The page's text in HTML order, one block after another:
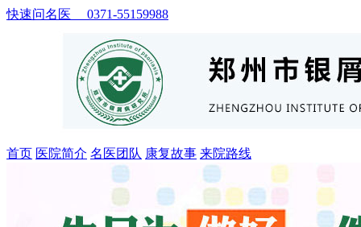
快速问名医 0371-55159988
首页 医院简介 名医团队 康复故事 来院路线